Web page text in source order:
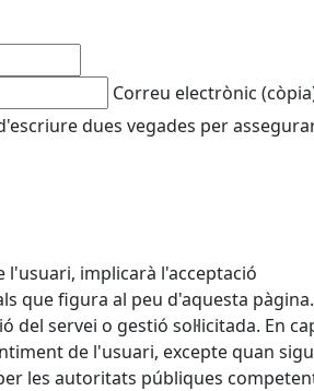
Correu electrònic
dues vegades per
implicarà l'acceptació
que figura al peu d'aquesta pàgina.
servei o gestió sol·licitada. En
de l'usuari, excepte quan
les autoritats públiques